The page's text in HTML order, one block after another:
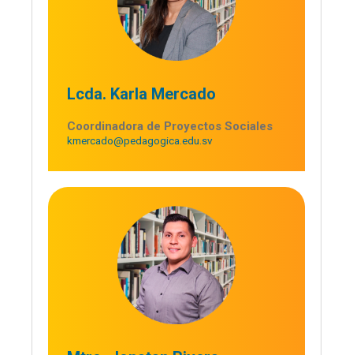
Lcda. Karla Mercado
Coordinadora de Proyectos Sociales
kmercado@pedagogica.edu.sv